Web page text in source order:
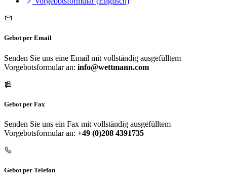
Gebot per Email
Senden Sie uns eine Email mit vollständig ausgefülltem
Vorgebotsformular an: info@wettmann.com
Gebot per Fax
Senden Sie uns ein Fax mit vollständig ausgefülltem
Vorgebotsformular an: +49 (0)208 4391735
Gebot per Telefon